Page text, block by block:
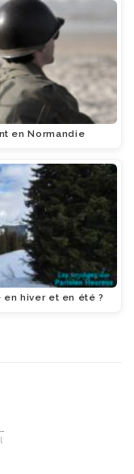
en Normandie
hiver et en été ?